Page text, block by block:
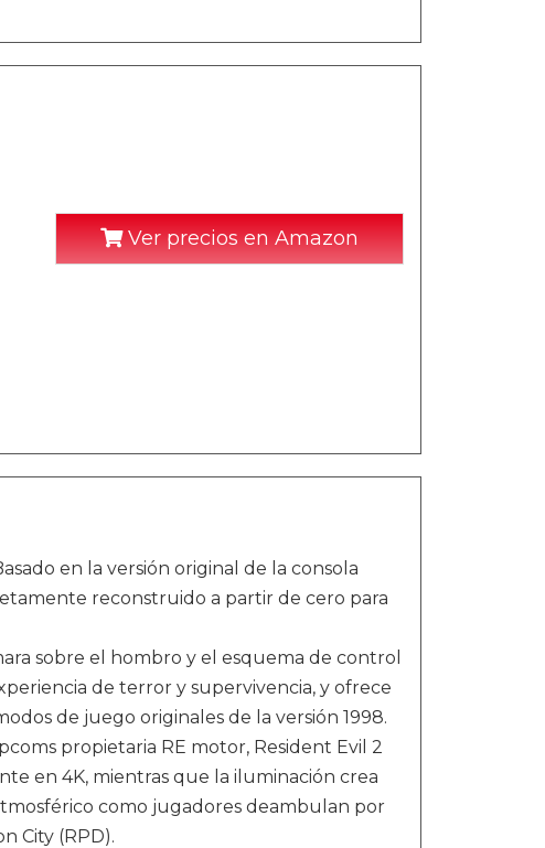
Ver precios en Amazon
en la versión original de la consola
reconstruido a partir de cero para
sobre el hombro y el esquema de control
de terror y supervivencia, y ofrece
de juego originales de la versión 1998.
propietaria RE motor, Resident Evil 2
en 4K, mientras que la iluminación crea
como jugadores deambulan por
City (RPD).